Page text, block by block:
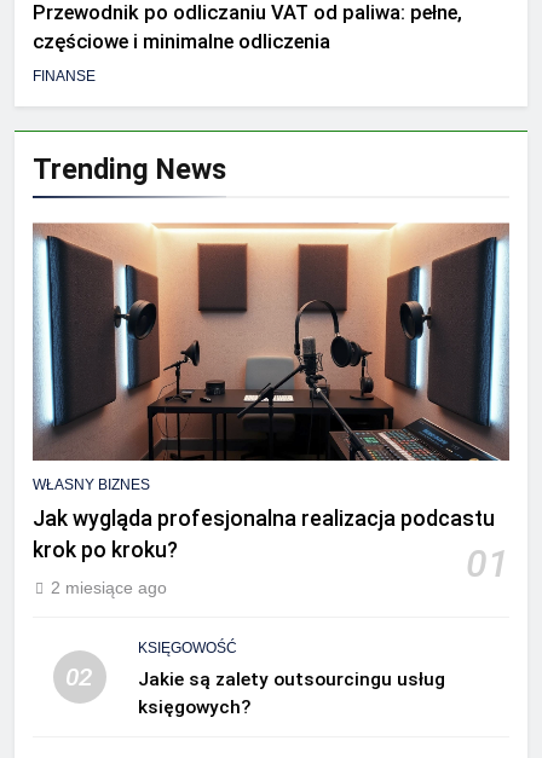
Przewodnik po odliczaniu VAT od paliwa: pełne,
częściowe i minimalne odliczenia
FINANSE
Trending News
WŁASNY BIZNES
Jak wygląda profesjonalna realizacja podcastu
krok po kroku?
01
2 miesiące ago
02
KSIĘGOWOŚĆ
Jakie są zalety outsourcingu usług
księgowych?